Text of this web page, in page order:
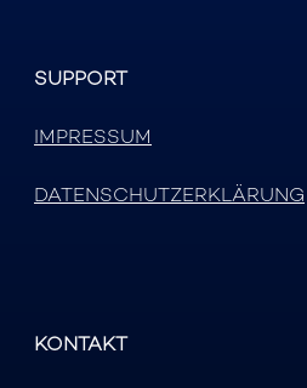
SUPPORT
IMPRESSUM
DATENSCHUTZERKLÄRUNG
KONTAKT